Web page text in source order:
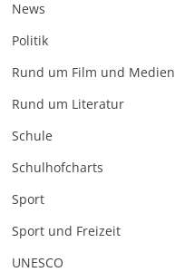
News
Politik
Rund um Film und Medien
Rund um Literatur
Schule
Schulhofcharts
Sport
Sport und Freizeit
UNESCO